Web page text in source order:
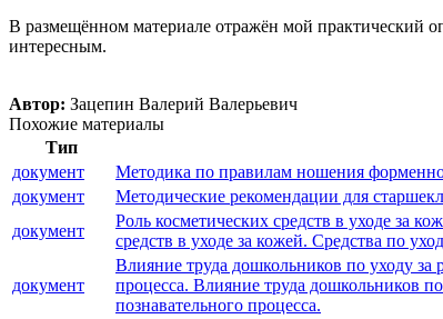
В размещённом материале отражён мой практический
интересным.
Автор: Зацепин Валерий Валерьевич
Похожие материалы
Тип
документ
Методика по правилам ношения
документ
Методические рекомендации для
документ
Роль косметических средств в уходе за
средств в уходе за кожей. Средства по
документ
Влияние труда дошкольников по уходу
процесса. Влияние труда дошкольников
познавательного процесса.